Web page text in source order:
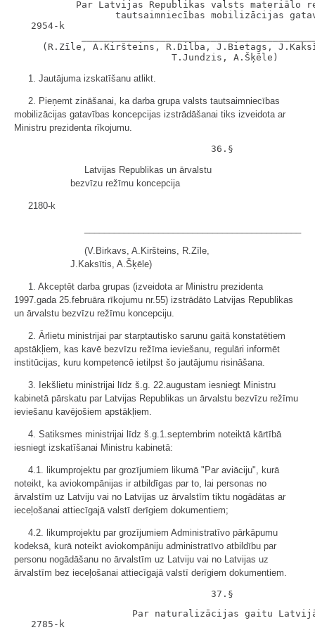
Par Latvijas Republikas valsts materiālo
tautsaimniecības mobilizācijas
2954-k
(R.Zīle, A.Kiršteins, R.Dilba, J.Bietags,
1. Jautājuma izskatīšanu atlikt.
2. Pieņemt zināšanai, ka darba grupa valsts tautsaimniecības
mobilizācijas gatavības koncepcijas izstrādāšanai tiks izveidota ar
Ministru prezidenta rīkojumu.
Latvijas Republikas un ārvalstu
bezvīzu režīmu koncepcija
2180-k
(V.Birkavs, A.Kiršteins, R.Zīle,
J.Kaksītis, A.Šķēle)
1. Akceptēt darba grupas (izveidota ar Ministru prezidenta
1997.gada 25.februāra rīkojumu nr.55) izstrādāto Latvijas Republikas
un ārvalstu bezvīzu režīmu koncepciju.
2. Ārlietu ministrijai par starptautisko sarunu gaitā konstatētiem
apstākļiem, kas kavē bezvīzu režīma ieviešanu, regulāri informēt
institūcijas, kuru kompetencē ietilpst šo jautājumu risināšana.
3. Iekšlietu ministrijai līdz š.g. 22.augustam iesniegt Ministru
kabinetā pārskatu par Latvijas Republikas un ārvalstu bezvīzu režīmu
ieviešanu kavējošiem apstākļiem.
4. Satiksmes ministrijai līdz š.g.1.septembrim noteiktā kārtībā
iesniegt izskatīšanai Ministru kabinetā:
4.1. likumprojektu par grozījumiem likumā "Par aviāciju", kurā
noteikt, ka aviokompānijas ir atbildīgas par to, lai personas no
ārvalstīm uz Latviju vai no Latvijas uz ārvalstīm tiktu nogādātas ar
ieceļošanai attiecīgajā valstī derīgiem dokumentiem;
4.2. likumprojektu par grozījumiem Administratīvo pārkāpumu
kodeksā, kurā noteikt aviokompāniju administratīvo atbildību par
personu nogādāšanu no ārvalstīm uz Latviju vai no Latvijas uz
ārvalstīm bez ieceļošanai attiecīgajā valstī derīgiem dokumentiem.
Par naturalizācijas gaitu
2785-k